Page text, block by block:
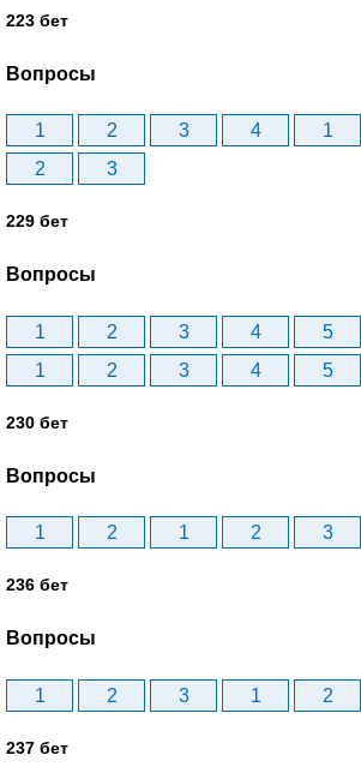
223 бет
Вопросы
1 2 3 4 1
2
3
229 бет
Вопросы
1 2 3 4 5
1
2 3 4 5
230 бет
Вопросы
1 2 1 2 3
236 бет
Вопросы
1 2 3 1 2
237 бет